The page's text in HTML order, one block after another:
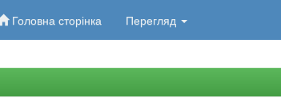
Головна сторінка Перегляд